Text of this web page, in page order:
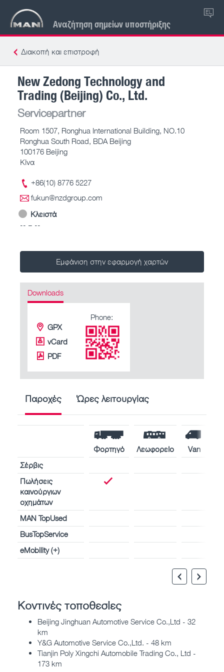
Αναζήτηση σημείων υποστήριξης
EL
Διακοπή και επιστροφή
New Zedong Technology and
Trading (Beijing) Co., Ltd.
Servicepartner
Room 1507, Ronghua International Building, NO.10
Ronghua South Road, BDA Beijing
100176 Beijing
Κίνα
+86(10) 8776 5227
fukun@nzdgroup.com
Κλειστά
-- – --
Εμφάνιση στην εφαρμογή χαρτών
Downloads
GPX
vCard
PDF
Phone:
Παροχές Ώρες λειτουργίας
Φορτηγό Λεωφορείο
Van
Σέρβις
Πωλήσεις
καινούργιων
οχημάτων
MAN TopUsed
BusTopService
eMobility (+)
Κοντινές τοποθεσίες
Beijing Jinghuan Automotive Service Co.,Ltd - 32
km
Y&G Automotive Service Co.,Ltd. - 48 km
Tianjin Poly Xingchi Automobile Trading Co., Ltd -
173 km